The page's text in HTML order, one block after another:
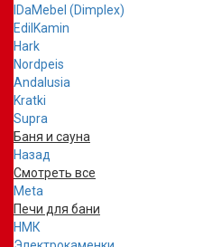
IDaMebel (Dimplex)
EdilKamin
Hark
Nordpeis
Andalusia
Kratki
Supra
Баня и сауна
Назад
Смотреть все
Meta
Печи для бани
НМК